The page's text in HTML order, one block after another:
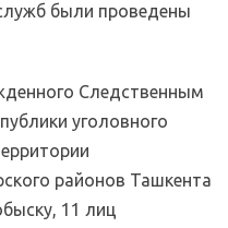
были проведены
Следственным
уголовного
районов Ташкента
11 лиц